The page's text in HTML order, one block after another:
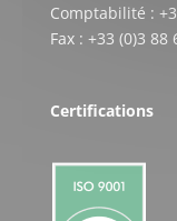
Comptabilité :
Fax : +33 (0)3 88
Certifications